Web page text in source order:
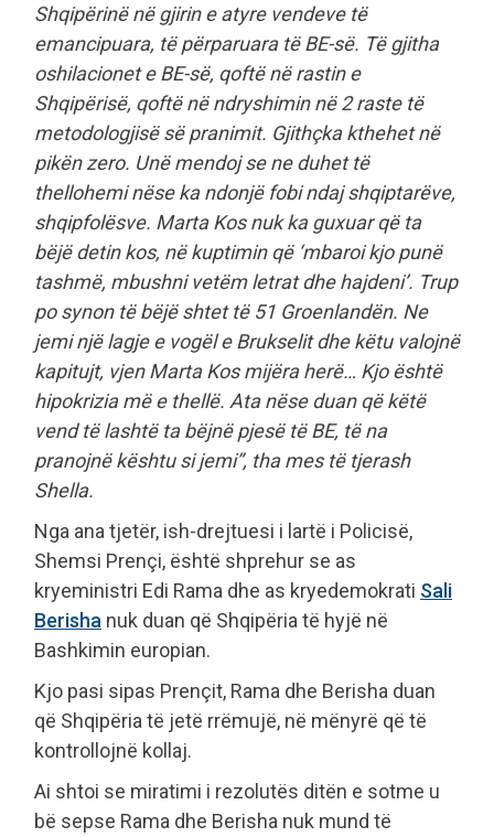
Shqipërinë në gjirin e atyre vendeve të
emancipuara, të përparuara të BE-së. Të gjitha
oshilacionet e BE-së, qoftë në rastin e
Shqipërisë, qoftë në ndryshimin në 2 raste të
metodologjisë së pranimit. Gjithçka kthehet në
pikën zero. Unë mendoj se ne duhet të
thellohemi nëse ka ndonjë fobi ndaj shqiptarëve,
shqipfolësve. Marta Kos nuk ka guxuar që ta
bëjë detin kos, në kuptimin që ‘mbaroi kjo punë
tashmë, mbushni vetëm letrat dhe hajdeni’. Trup
po synon të bëjë shtet të 51 Groenlandën. Ne
jemi një lagje e vogël e Brukselit dhe këtu valojnë
kapitujt, vjen Marta Kos mijëra herë… Kjo është
hipokrizia më e thellë. Ata nëse duan që këtë
vend të lashtë ta bëjnë pjesë të BE, të na
pranojnë kështu si jemi”, tha mes të tjerash
Shella.
Nga ana tjetër, ish-drejtuesi i lartë i Policisë,
Shemsi Prençi, është shprehur se as
kryeministri Edi Rama dhe as kryedemokrati Sali
Berisha nuk duan që Shqipëria të hyjë në
Bashkimin europian.
Kjo pasi sipas Prençit, Rama dhe Berisha duan
që Shqipëria të jetë rrëmujë, në mënyrë që të
kontrollojnë kollaj.
Ai shtoi se miratimi i rezolutës ditën e sotme u
bë sepse Rama dhe Berisha nuk mund të